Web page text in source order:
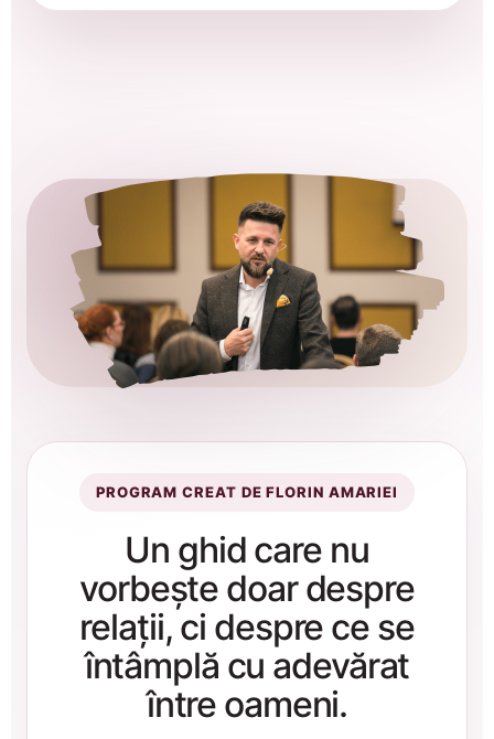
PROGRAM CREAT DE FLORIN AMARIEI
Un ghid care nu
vorbește doar despre
relații, ci despre ce se
întâmplă cu adevărat
între oameni.